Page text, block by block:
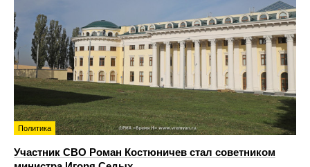
Политика
Участник СВО Роман Костюничев стал советником